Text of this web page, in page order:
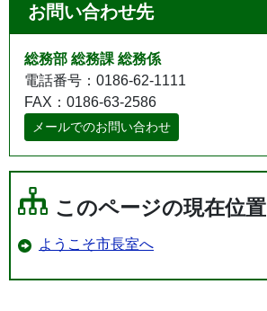
お問い合わせ先
総務部 総務課 総務係
電話番号：0186-62-1111
FAX：0186-63-2586
メールでのお問い合わせ
このページの現在位置
ようこそ市長室へ